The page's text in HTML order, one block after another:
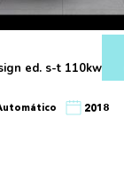
ed. s-t 110kw
2018